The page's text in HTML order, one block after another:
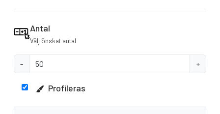
Antal
Välj önskat antal
- +
Profileras